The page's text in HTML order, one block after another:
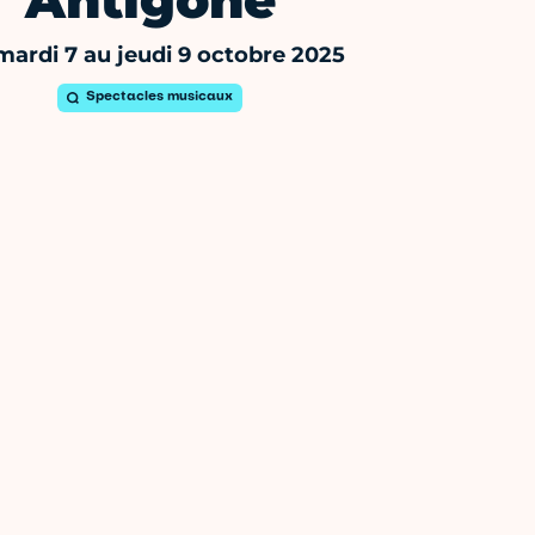
7 au jeudi 9 octobre 2025
Spectacles musicaux